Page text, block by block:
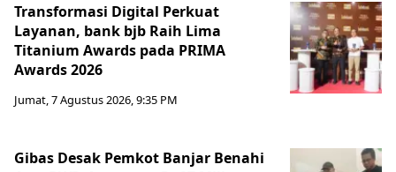
Transformasi Digital Perkuat
Layanan, bank bjb Raih Lima
Titanium Awards pada PRIMA
Awards 2026
Jumat, 7 Agustus 2026, 9:35 PM
Gibas Desak Pemkot Banjar Benahi